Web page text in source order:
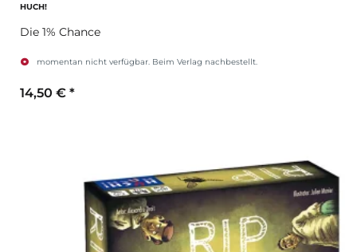
HUCH!
Die 1% Chance
momentan nicht verfügbar. Beim Verlag nachbestellt.
14,50 € *